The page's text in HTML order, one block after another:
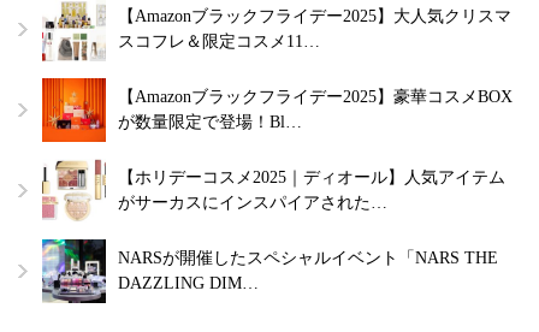
【Amazonブラックフライデー2025】大人気クリスマ
スコフレ＆限定コスメ11…
【Amazonブラックフライデー2025】豪華コスメBOX
が数量限定で登場！Bl…
【ホリデーコスメ2025｜ディオール】人気アイテム
がサーカスにインスパイアされた…
NARSが開催したスペシャルイベント「NARS THE
DAZZLING DIM…